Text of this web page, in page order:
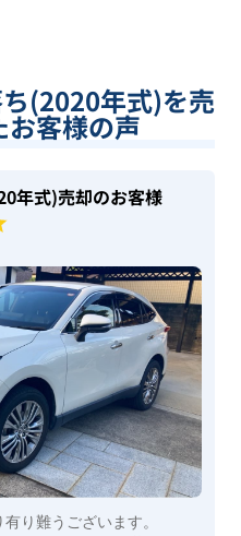
(2020年式)を売
客様の声
年式)売却のお客様
り難うございます。